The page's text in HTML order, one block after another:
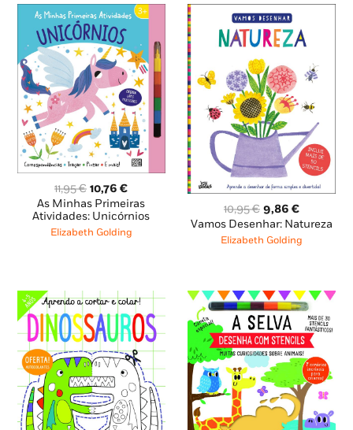
11,95€ O
preço
original
era:
10,76€O
preço
atual
é:
As Minhas Primeiras
Atividades: Unicórnios
Elizabeth Golding
10,95€ O
preço
original
9,86€O
preço
atual
é:
Vamos Desenhar: Natureza
Elizabeth Golding